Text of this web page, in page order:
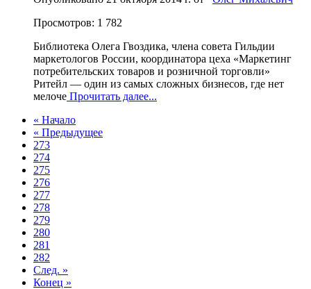
Просмотров: 1 782
Библиотека Олега Гвоздика, члена совета Гильдии
маркетологов России, координатора цеха «Маркетинг
потребительских товаров и розничной торговли»
Ритейл — один из самых сложных бизнесов, где нет
мелоче Прочитать далее...
« Начало
« Предыдущее
273
274
275
276
277
278
279
280
281
282
След. »
Конец »